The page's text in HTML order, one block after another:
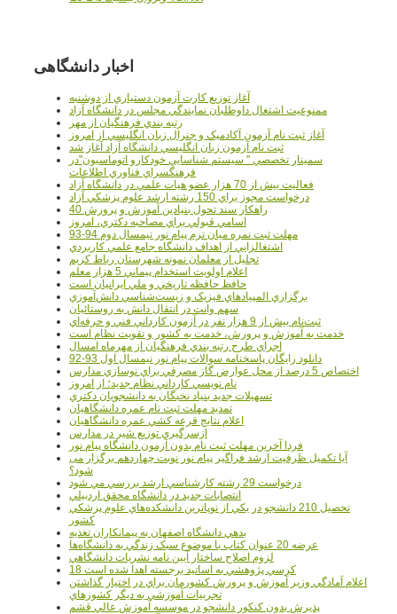
اخبار دانشگاهی
آغاز توزيع کارت آزمون دستياري از دوشنبه
ممنوعيت اشتغال داوطلبان نمايندگي مجلس در دانشگاه آزاد
رتبه بندي فرهنگيان از مهر
آغاز ثبت نام آزمون آکادميک و جنرال زبان انگليسي از امروز
ثبت نام آزمون زبان انگليسي دانشگاه آزاد آغاز شد
سمينار تخصصي " سيستم شناسايي خودکارو اتوماسيون"در
فرهنگسراي فناوري اطلاعات
فعاليت بيش از 70 هزار عضو هيات علمي در دانشگاه آزاد
درخواست مجوز براي 150 رشته ارشد علوم پزشکي آزاد
40 راهکار سند تحول بنيادين آموزش و پرورش
اسامي قبولي براي مصاحبه دکتري، امروز
مهلت ثبت نمره میان ترم پیام نور نیمسال دوم 94-93
اشتغالزايي از اهداف دانشگاه جامع علمي کاربردي
تجليل از معلمان نمونه شهرستان رباط کريم
اعلام اولويت استخدام پيماني 5 هزار معلم
حافظ حافظه تاريخي و ملي ايرانيان است
برگزاري المپيادهاي فيزيک و زيست‌شناسي دانش‌آموزي
سهم وانت در انتقال دانش به روستائيان
ثبت‌نام بيش از 9 هزار نفر در آزمون کارداني فني و حرفه‌اي
خدمت به آموزش و پرورش، خدمت به کشور و تقويت نظام است
اجراي طرح رتبه بندي فرهنگيان از مهرماه امسال
دانلود رایگان پاسخنامه سوالات پیام نور نیمسال اول 93-92
اختصاص 5 درصد از محل عوارض گاز مصرفي براي نوسازي مدارس
نام نويسي کارداني نظام جديد؛ از امروز
تسهيلات جديد بنياد نخبگان به دانشجويان دکتري
تمديد مهلت ثبت نام عمره دانشگاهيان
اعلام نتايج قرعه کشي عمره دانشگاهيان
ازسرگيري توزيع شير در مدارس
فردا آخرین مهلت ثبت نام بدون آزمون دانشگاه پیام نور
آیا تکمیل ظرفیت ارشد فراگیر پیام نور نوبت چهاردهم برگزار می
شود؟
درخواست 29 رشته کارشناسي ارشد بررسي مي شود
انتصابات جديد در دانشگاه محقق اردبيلي
تحصيل 210 دانشجو در يکي از نوپاترين دانشکده‌هاي علوم پزشکي
کشور
بدهي دانشگاه اصفهان به پيمانکاران تغذيه
عرضه 20 عنوان کتاب با موضوع سبک زندگي به دانشگاه‌ها
لزوم اصلاح ساختار آيين نامه نشريات دانشگاهي
18 کرسي پژوهشي به اساتيد برجسته اهدا شده است
اعلام آمادگي وزير آموزش و پرورش کشورمان براي در اختيار گذاشتن
تجربيات آموزشي به ديگر کشورهاي
پذيرش بدون کنکور دانشجو در موسسه آموزش عالي قشم